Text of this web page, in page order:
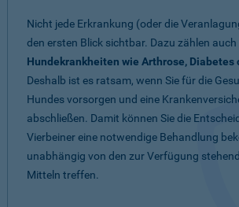
Nicht jede Erkrankung (oder die
den ersten Blick sichtbar. Dazu zählen auch
Hundekrankheiten wie Arthrose, Diabetes
Deshalb ist es ratsam, wenn Sie für die
Hundes vorsorgen und eine
abschließen. Damit können Sie die
Vierbeiner eine notwendige Behandlung
unabhängig von den zur Verfügung
Mitteln treffen.